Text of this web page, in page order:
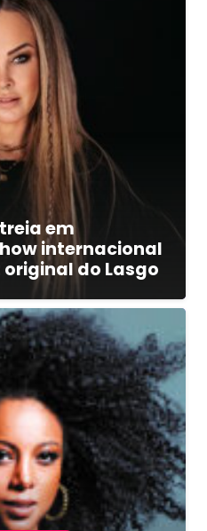
em
internacional
original do Lasgo